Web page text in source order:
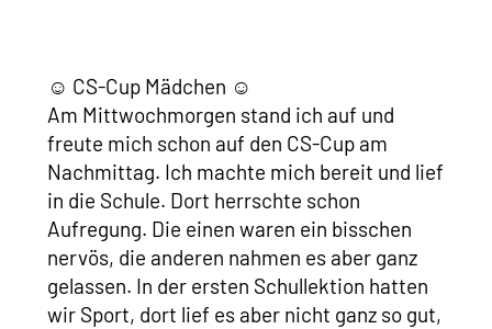
☺ CS-Cup Mädchen ☺
Am Mittwochmorgen stand ich auf und
freute mich schon auf den CS-Cup am
Nachmittag. Ich machte mich bereit und lief
in die Schule. Dort herrschte schon
Aufregung. Die einen waren ein bisschen
nervös, die anderen nahmen es aber ganz
gelassen. In der ersten Schullektion hatten
wir Sport, dort lief es aber nicht ganz so gut,